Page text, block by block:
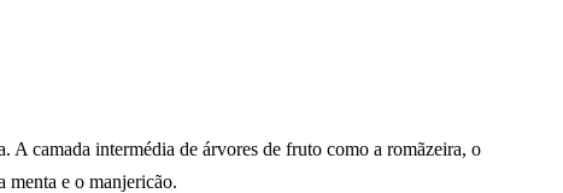
A camada intermédia de árvores de fruto como a romãzeira, o
menta e o manjericão.